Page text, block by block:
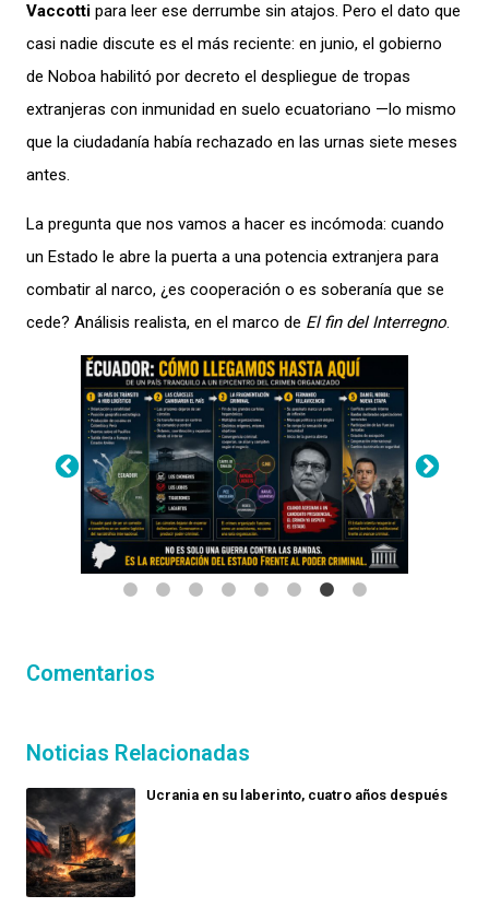
Vaccotti para leer ese derrumbe sin atajos. Pero el dato que
casi nadie discute es el más reciente: en junio, el gobierno
de Noboa habilitó por decreto el despliegue de tropas
extranjeras con inmunidad en suelo ecuatoriano —lo mismo
que la ciudadanía había rechazado en las urnas siete meses
antes.
La pregunta que nos vamos a hacer es incómoda: cuando
un Estado le abre la puerta a una potencia extranjera para
combatir al narco, ¿es cooperación o es soberanía que se
cede? Análisis realista, en el marco de El fin del Interregno.
Comentarios
Noticias Relacionadas
Ucrania en su laberinto, cuatro años después